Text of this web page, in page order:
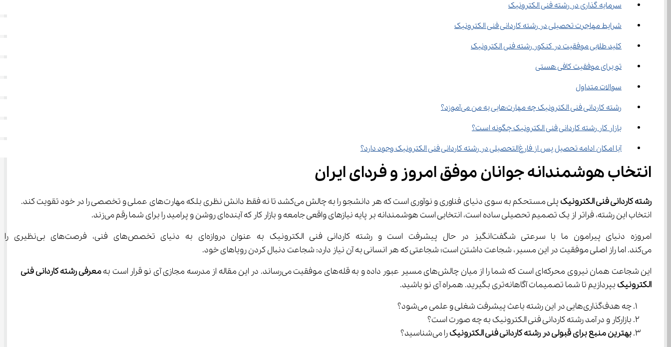
سرمایه گذاری در رشته فنی الکترونیک
شرایط مهاجرت تحصیلی در رشته کاردانی فنی الکترونیک
کلید طلایی موفقیت در کنکور رشته فنی الکترونیک
تو برای موفقیت کافی هستی
سوالات متداول
رشته کاردانی فنی الکترونیک چه مهارت‌هایی به من می‌آموزد؟
بازار کار رشته کاردانی فنی الکترونیک چگونه است؟
آیا امکان ادامه تحصیل پس از فارغ‌التحصیلی در رشته کاردانی فنی الکترونیک وجود دارد؟
انتخاب هوشمندانه جوانان موفق امروز و فردای ایران
رشته کاردانی فنی الکترونیک
پلی مستحکم به سوی دنیای فناوری و نوآوری است که هر دانشجو را به چالش می‌کشد تا نه فقط دانش نظری بلکه مهارت‌های عملی و تخصصی را در خود تقویت کند.
انتخاب این رشته، فراتر از یک تصمیم تحصیلی ساده است، انتخابی است هوشمندانه بر پایه نیازهای واقعی جامعه و بازار کار که آینده‌ای روشن و پرامید را برای شما رقم می‌زند.
امروزه دنیای پیرامون ما با سرعتی شگفت‌انگیز در حال
می‌کند. اما راز اصلی موفقیت در این مسیر، شجاعت داشتن است؛ شجاعتی که هر انسانی به آن نیاز دارد: شجاعت دنبال کردن رویاهای خود.
این شجاعت همان نیروی محرکه‌ای است که شما را از میان چالش‌های مسیر عبور داده و به قله‌های موفقیت می‌رساند. در این مقاله از مدرسه مجازی آی نو قرار است به
معرفی رشته کاردانی فنی
الکترونیک بپردازیم تا شما تصمیمات آگاهانه‌تری بگیرید. همراه آی نو باشید.
چه هدف‌گذاری‌هایی در این رشته باعث پیشرفت شغلی و علمی می‌شود؟
بازارکار و درآمد رشته کاردانی فنی الکترونیک به چه ‌صورت است؟
بهترین منبع برای قبولی در رشته کاردانی فنی الکترونیک را می‌شناسید؟